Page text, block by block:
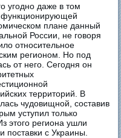
угодно даже в том
плане данный
России, не говоря
относительное
регионом. Но под
от него. Сегодня он
территорий. В
чудовищной, составив
уступил только
этого региона ушли
поставки с Украины.